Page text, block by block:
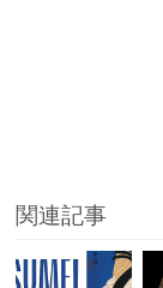
関連記事